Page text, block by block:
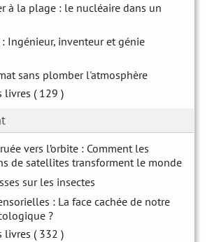
à la plage : le nucléaire dans un
Ingénieur, inventeur et génie
sans plomber l'atmosphère
livres ( 129 )
vers l’orbite : Comment les
de satellites transforment le monde
sur les insectes
: La face cachée de notre
?
livres ( 332 )